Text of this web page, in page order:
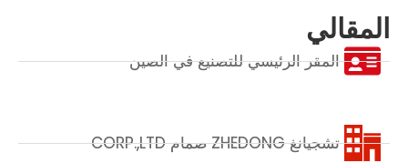
المقالي
المقر الرئيسي للتصنيع في الصين
تشجيانغ ZHEDONG صمام CORP.,LTD